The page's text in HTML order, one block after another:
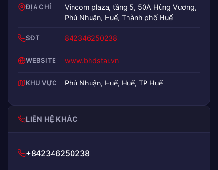
ĐỊA CHỈ
Vincom plaza, tầng 5, 50A Hùng Vương,
Phú Nhuận, Huế, Thành phố Huế
SĐT 842346250238
WEBSITE www.bhdstar.vn
KHU VỰC Phú Nhuận, Huế, Huế, TP Huế
LIÊN HỆ KHÁC
+842346250238